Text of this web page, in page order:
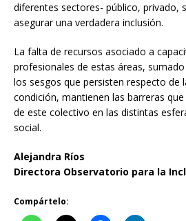
diferentes sectores- público, privado,
asegurar una verdadera inclusión.
La falta de recursos asociado a
profesionales de estas áreas,
los sesgos que persisten respecto de
condición, mantienen las barreras
de este colectivo en las distintas
social.
Alejandra Ríos
Directora Observatorio para la
Compártelo: